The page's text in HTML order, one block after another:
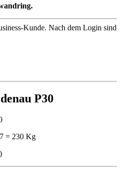
Kunde. Nach dem Login sind
P30
= 230 Kg